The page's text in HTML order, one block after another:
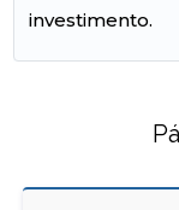
investimento.